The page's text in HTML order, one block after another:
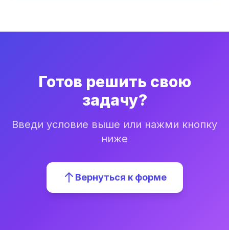
Готов решить свою
задачу?
Введи условие выше или нажми кнопку
ниже
Вернуться к форме